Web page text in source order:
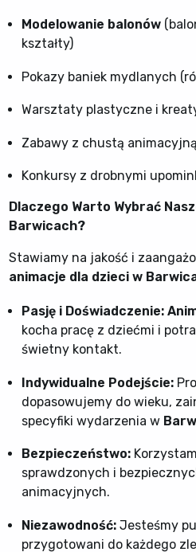
Modelowanie balonów
kształty)
Pokazy baniek mydlanych
Warsztaty plastyczne i
Zabawy z chustą
Konkursy z drobnymi
Dlaczego Warto Wybrać
Barwicach?
Stawiamy na jakość i
animacje dla dzieci w
Pasję i Doświadczenie:
kocha pracę z dziećmi i
świetny kontakt.
Indywidualne Podejście:
dopasowujemy do wieku,
specyfiki wydarzenia w
Bezpieczeństwo:
sprawdzonych i
animacyjnych.
Niezawodność: Jesteśmy
przygotowani do każdego